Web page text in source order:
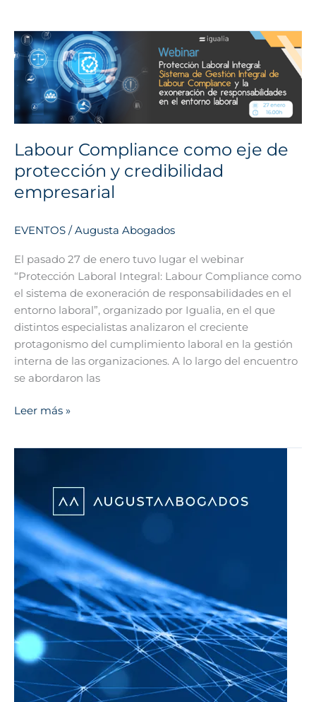
Labour Compliance como eje de
protección y credibilidad
empresarial
EVENTOS /Augusta Abogados
El pasado 27 de enero tuvo lugar el webinar
“Protección Laboral Integral: Labour Compliance como
el sistema de exoneración de responsabilidades en el
entorno laboral”, organizado por Igualia, en el que
distintos especialistas analizaron el creciente
protagonismo del cumplimiento laboral en la gestión
interna de las organizaciones. A lo largo del encuentro
se abordaron las
Labour
Compliance
como
de
protección
y
credibilidad
empresarial
Leer más »